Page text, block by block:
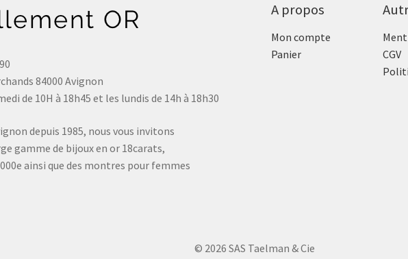
84000 Avignon
de 10H à 18h45 et les lundis de 14h à 18h30
depuis 1985, nous vous invitons
gamme de bijoux en or 18carats,
ainsi que des montres pour femmes
A propos
Mon compte
Panier
CGV
© 2026 SAS Taelman & Cie